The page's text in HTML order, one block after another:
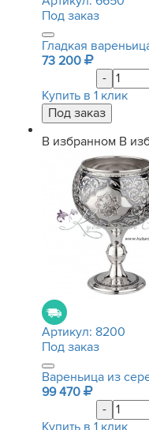
Под заказ
Гладкая
73 200
-
Купить в 1 клик
В избранном В
Артикул: 8200
Под заказ
Вареньица из
99 470
-
Купить в 1 клик